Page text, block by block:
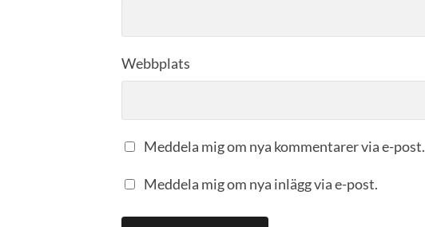
Webbplats
Meddela mig om nya kommentarer via e-post.
Meddela mig om nya inlägg via e-post.